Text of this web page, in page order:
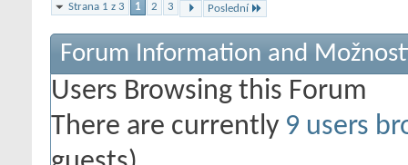
Strana 1 z 3 1 2 3 Poslední
Forum Information and
Users Browsing this Forum
There are currently 9 users